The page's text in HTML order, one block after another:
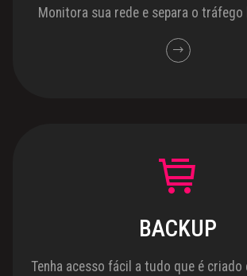
Monitora sua rede e separa o
BACKUP
Tenha acesso fácil a tudo que é criado